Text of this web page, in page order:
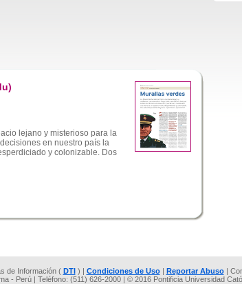
lejano y misterioso para la
en nuestro país la
y colonizable. Dos
de Información ( DTI) | Condiciones de Uso| Reportar Abuso|
- Perú | Teléfono: (511) 626-2000 | © 2016 Pontificia Universidad